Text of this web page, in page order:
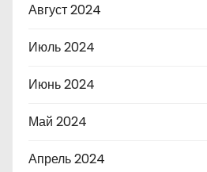
Август 2024
Июль 2024
Июнь 2024
Май 2024
Апрель 2024